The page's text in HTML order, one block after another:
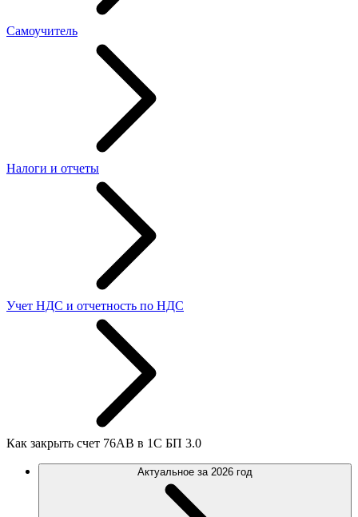
Самоучитель
Налоги и отчеты
Учет НДС и отчетность по НДС
Как закрыть счет 76АВ в 1С БП 3.0
Актуальное за 2026 год